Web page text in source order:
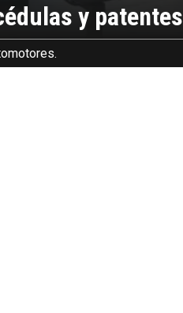
y patentes